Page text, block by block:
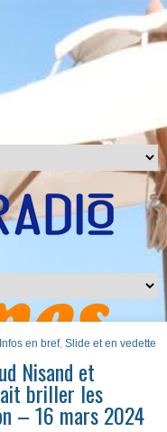
en bref, Slide et en vedette
Nisand et
briller les
– 16 mars 2024